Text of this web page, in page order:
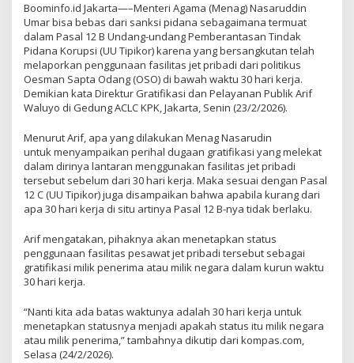
Boominfo.id Jakarta—–Menteri Agama (Menag) Nasaruddin
Umar bisa bebas dari sanksi pidana sebagaimana termuat
dalam Pasal 12 B Undang-undang Pemberantasan Tindak
Pidana Korupsi (UU Tipikor) karena yang bersangkutan telah
melaporkan penggunaan fasilitas jet pribadi dari politikus
Oesman Sapta Odang (OSO) di bawah waktu 30 hari kerja.
Demikian kata Direktur Gratifikasi dan Pelayanan Publik Arif
Waluyo di Gedung ACLC KPK, Jakarta, Senin (23/2/2026).
Menurut Arif, apa yang dilakukan Menag Nasarudin
untuk menyampaikan perihal dugaan gratifikasi yang melekat
dalam dirinya lantaran menggunakan fasilitas jet pribadi
tersebut sebelum dari 30 hari kerja. Maka sesuai dengan Pasal
12 C (UU Tipikor) juga disampaikan bahwa apabila kurang dari
apa 30 hari kerja di situ artinya Pasal 12 B-nya tidak berlaku.
Arif mengatakan, pihaknya akan menetapkan status
penggunaan fasilitas pesawat jet pribadi tersebut sebagai
gratifikasi milik penerima atau milik negara dalam kurun waktu
30 hari kerja.
“Nanti kita ada batas waktunya adalah 30 hari kerja untuk
menetapkan statusnya menjadi apakah status itu milik negara
atau milik penerima,” tambahnya dikutip dari kompas.com,
Selasa (24/2/2026).